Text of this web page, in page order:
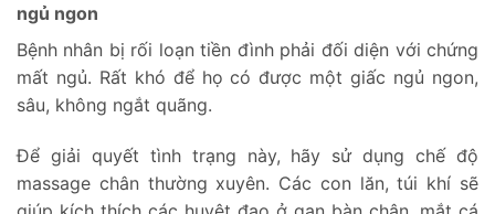
ngủ ngon
Bệnh nhân bị rối loạn tiền đình phải đối diện với chứng
mất ngủ. Rất khó để họ có được một giấc ngủ ngon,
sâu, không ngắt quãng.
Để giải quyết tình trạng này, hãy sử dụng chế độ
massage chân thường xuyên. Các con lăn, túi khí sẽ